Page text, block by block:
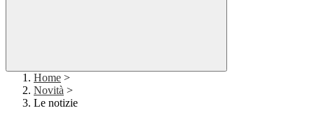
Home >
Novità >
Le notizie